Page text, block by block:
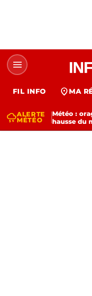
menu
FIL INFO location_on MA
thunderstormALERTE
MÉTÉO
Météo :
hausse du